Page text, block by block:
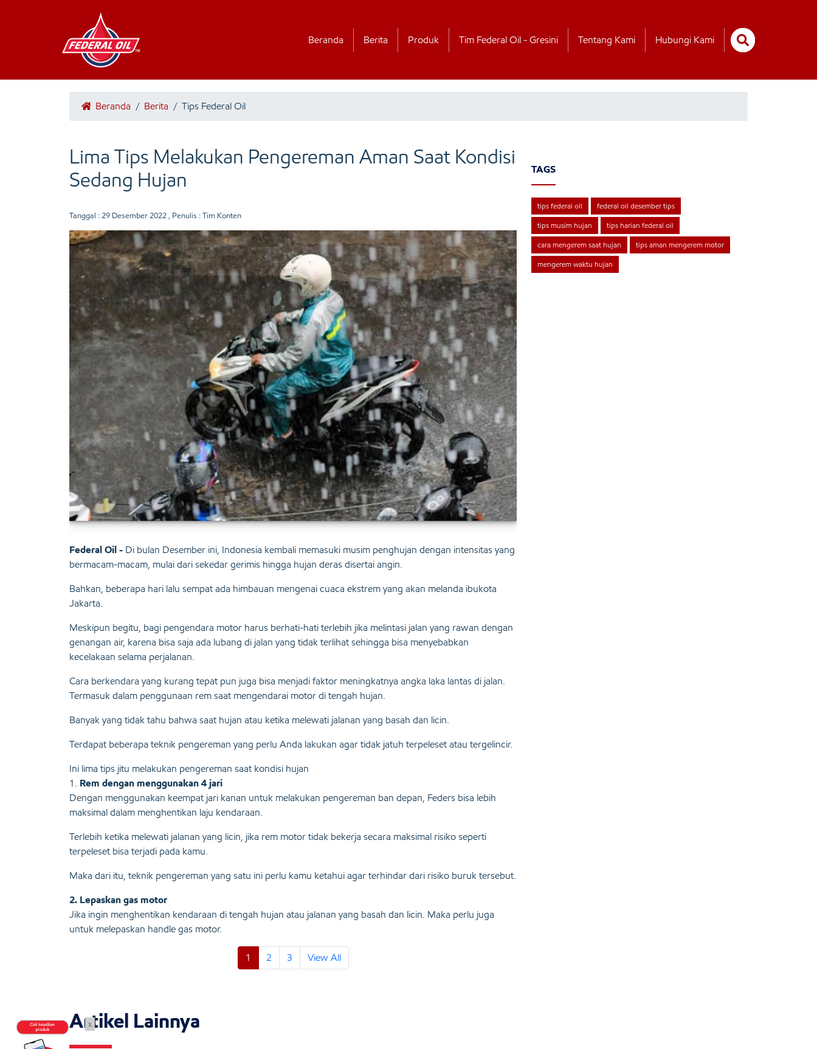
Beranda Berita Produk Tim Federal Oil - Gresini Tentang Kami Hubungi Kami
Beranda / Berita / Tips Federal Oil
Lima Tips Melakukan Pengereman Aman Saat Kondisi
Sedang Hujan
Tanggal : 29 Desember 2022 , Penulis : Tim Konten
Federal Oil - Di bulan Desember ini, Indonesia kembali memasuki musim penghujan dengan intensitas yang
bermacam-macam, mulai dari sekedar gerimis hingga hujan deras disertai angin.
Bahkan, beberapa hari lalu sempat ada himbauan mengenai cuaca ekstrem yang akan melanda ibukota
Jakarta.
Meskipun begitu, bagi pengendara motor harus berhati-hati terlebih jika melintasi jalan yang rawan dengan
genangan air, karena bisa saja ada lubang di jalan yang tidak terlihat sehingga bisa menyebabkan
kecelakaan selama perjalanan.
Cara berkendara yang kurang tepat pun juga bisa menjadi faktor meningkatnya angka laka lantas di jalan.
Termasuk dalam penggunaan rem saat mengendarai motor di tengah hujan.
Banyak yang tidak tahu bahwa saat hujan atau ketika melewati jalanan yang basah dan licin.
Terdapat beberapa teknik pengereman yang perlu Anda lakukan agar tidak jatuh terpeleset atau tergelincir.
Ini lima tips jitu melakukan pengereman saat kondisi hujan
1. Rem dengan menggunakan 4 jari
Dengan menggunakan keempat jari kanan untuk melakukan pengereman ban depan, Feders bisa lebih
maksimal dalam menghentikan laju kendaraan.
Terlebih ketika melewati jalanan yang licin, jika rem motor tidak bekerja secara maksimal risiko seperti
terpeleset bisa terjadi pada kamu.
Maka dari itu, teknik pengereman yang satu ini perlu kamu ketahui agar terhindar dari risiko buruk tersebut.
2. Lepaskan gas motor
Jika ingin menghentikan kendaraan di tengah hujan atau jalanan yang basah dan licin. Maka perlu juga
untuk melepaskan handle gas motor.
1 2 3 View All
TAGS
tips federal oil federal oil desember tips
tips musim hujan tips harian federal oil
cara mengerem saat hujan tips aman mengerem motor
mengerem waktu hujan
Artikel Lainnya
x